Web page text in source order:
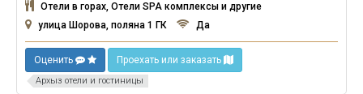
Отели в горах, Отели SPA комплексы и другие
улица Шорова, поляна 1 ГК
Да
Оценить Проехать или заказать
Архыз отели и гостиницы